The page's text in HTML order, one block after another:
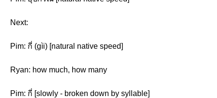
Next:
Pim: กี่ (gìi) [natural native speed]
Ryan: how much, how many
Pim: กี่ [slowly - broken down by syllable]